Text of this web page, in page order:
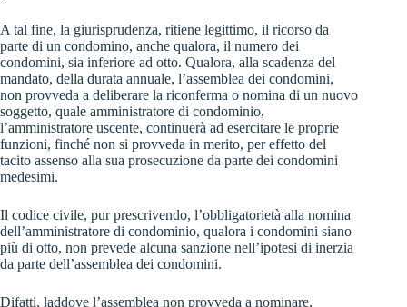
A tal fine, la giurisprudenza, ritiene legittimo, il ricorso da
parte di un condomino, anche qualora, il numero dei
condomini, sia inferiore ad otto. Qualora, alla scadenza del
mandato, della durata annuale, l’assemblea dei condomini,
non provveda a deliberare la riconferma o nomina di un nuovo
soggetto, quale amministratore di condominio,
l’amministratore uscente, continuerà ad esercitare le proprie
funzioni, finché non si provveda in merito, per effetto del
tacito assenso alla sua prosecuzione da parte dei condomini
medesimi.
Il codice civile, pur prescrivendo, l’obbligatorietà alla nomina
dell’amministratore di condominio, qualora i condomini siano
più di otto, non prevede alcuna sanzione nell’ipotesi di inerzia
da parte dell’assemblea dei condomini.
Difatti, laddove l’assemblea non provveda a nominare,